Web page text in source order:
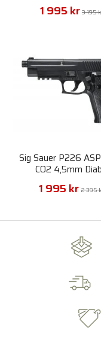
1 995 kr 3 195
Sig Sauer P226
CO2 4,5mm
1 995 kr 2 395